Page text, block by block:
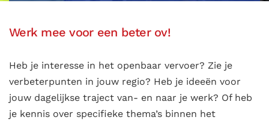
Werk mee voor een beter ov!
Heb je interesse in het openbaar vervoer? Zie je
verbeterpunten in jouw regio? Heb je ideeën voor
jouw dagelijkse traject van- en naar je werk? Of heb
je kennis over specifieke thema’s binnen het